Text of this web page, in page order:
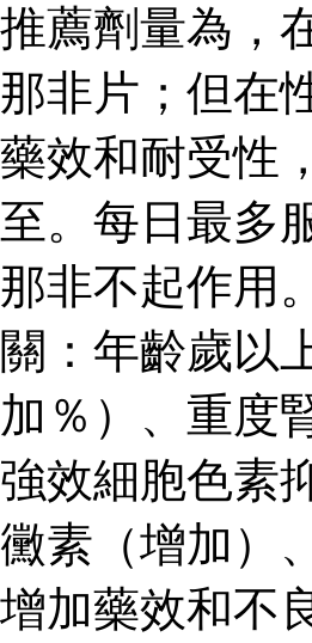
推薦劑量為，
那非片；但在
藥效和耐受性
至。每日最多
那非不起作用
關：年齡歲以
加％）、重度
強效細胞色素
黴素（增加）
增加藥效和不